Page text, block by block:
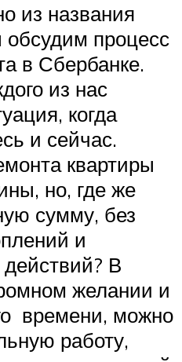
из названия
процесс
в Сбербанке.
из нас
когда
и сейчас.
квартиры
но, где же
сумму, без
и
В
желании и
времени, можно
работу,